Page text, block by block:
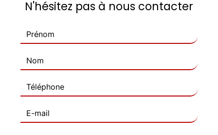
N'hésitez pas à nous contacter